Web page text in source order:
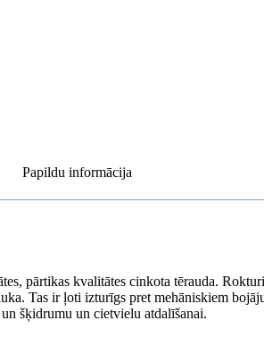
Papildu informācija
pārtikas kvalitātes cinkota tērauda.
Tas ir ļoti izturīgs pret mehāniskiem
šķidrumu un cietvielu atdalīšanai.